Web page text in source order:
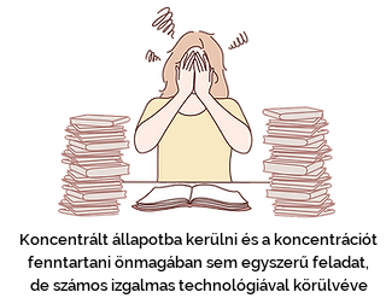
Koncentrált állapotba kerülni és a koncentrációt
fenntartani önmagában sem egyszerű feladat,
de számos izgalmas technológiával körülvéve